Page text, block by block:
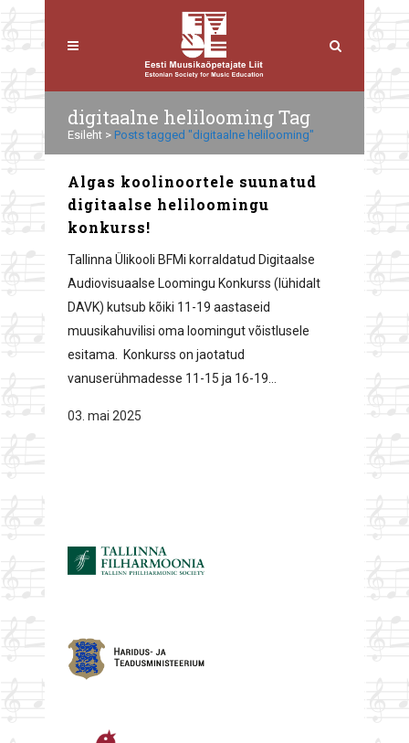
digitaalne helilooming Tag
Esileht > Posts tagged "digitaalne helilooming"
Algas koolinoortele suunatud
digitaalse heliloomingu
konkurss!
Tallinna Ülikooli BFMi korraldatud Digitaalse
Audiovisuaalse Loomingu Konkurss (lühidalt
DAVK) kutsub kõiki 11-19 aastaseid
muusikahuvilisi oma loomingut võistlusele
esitama. Konkurss on jaotatud
vanuserühmadesse 11-15 ja 16-19...
03. mai 2025